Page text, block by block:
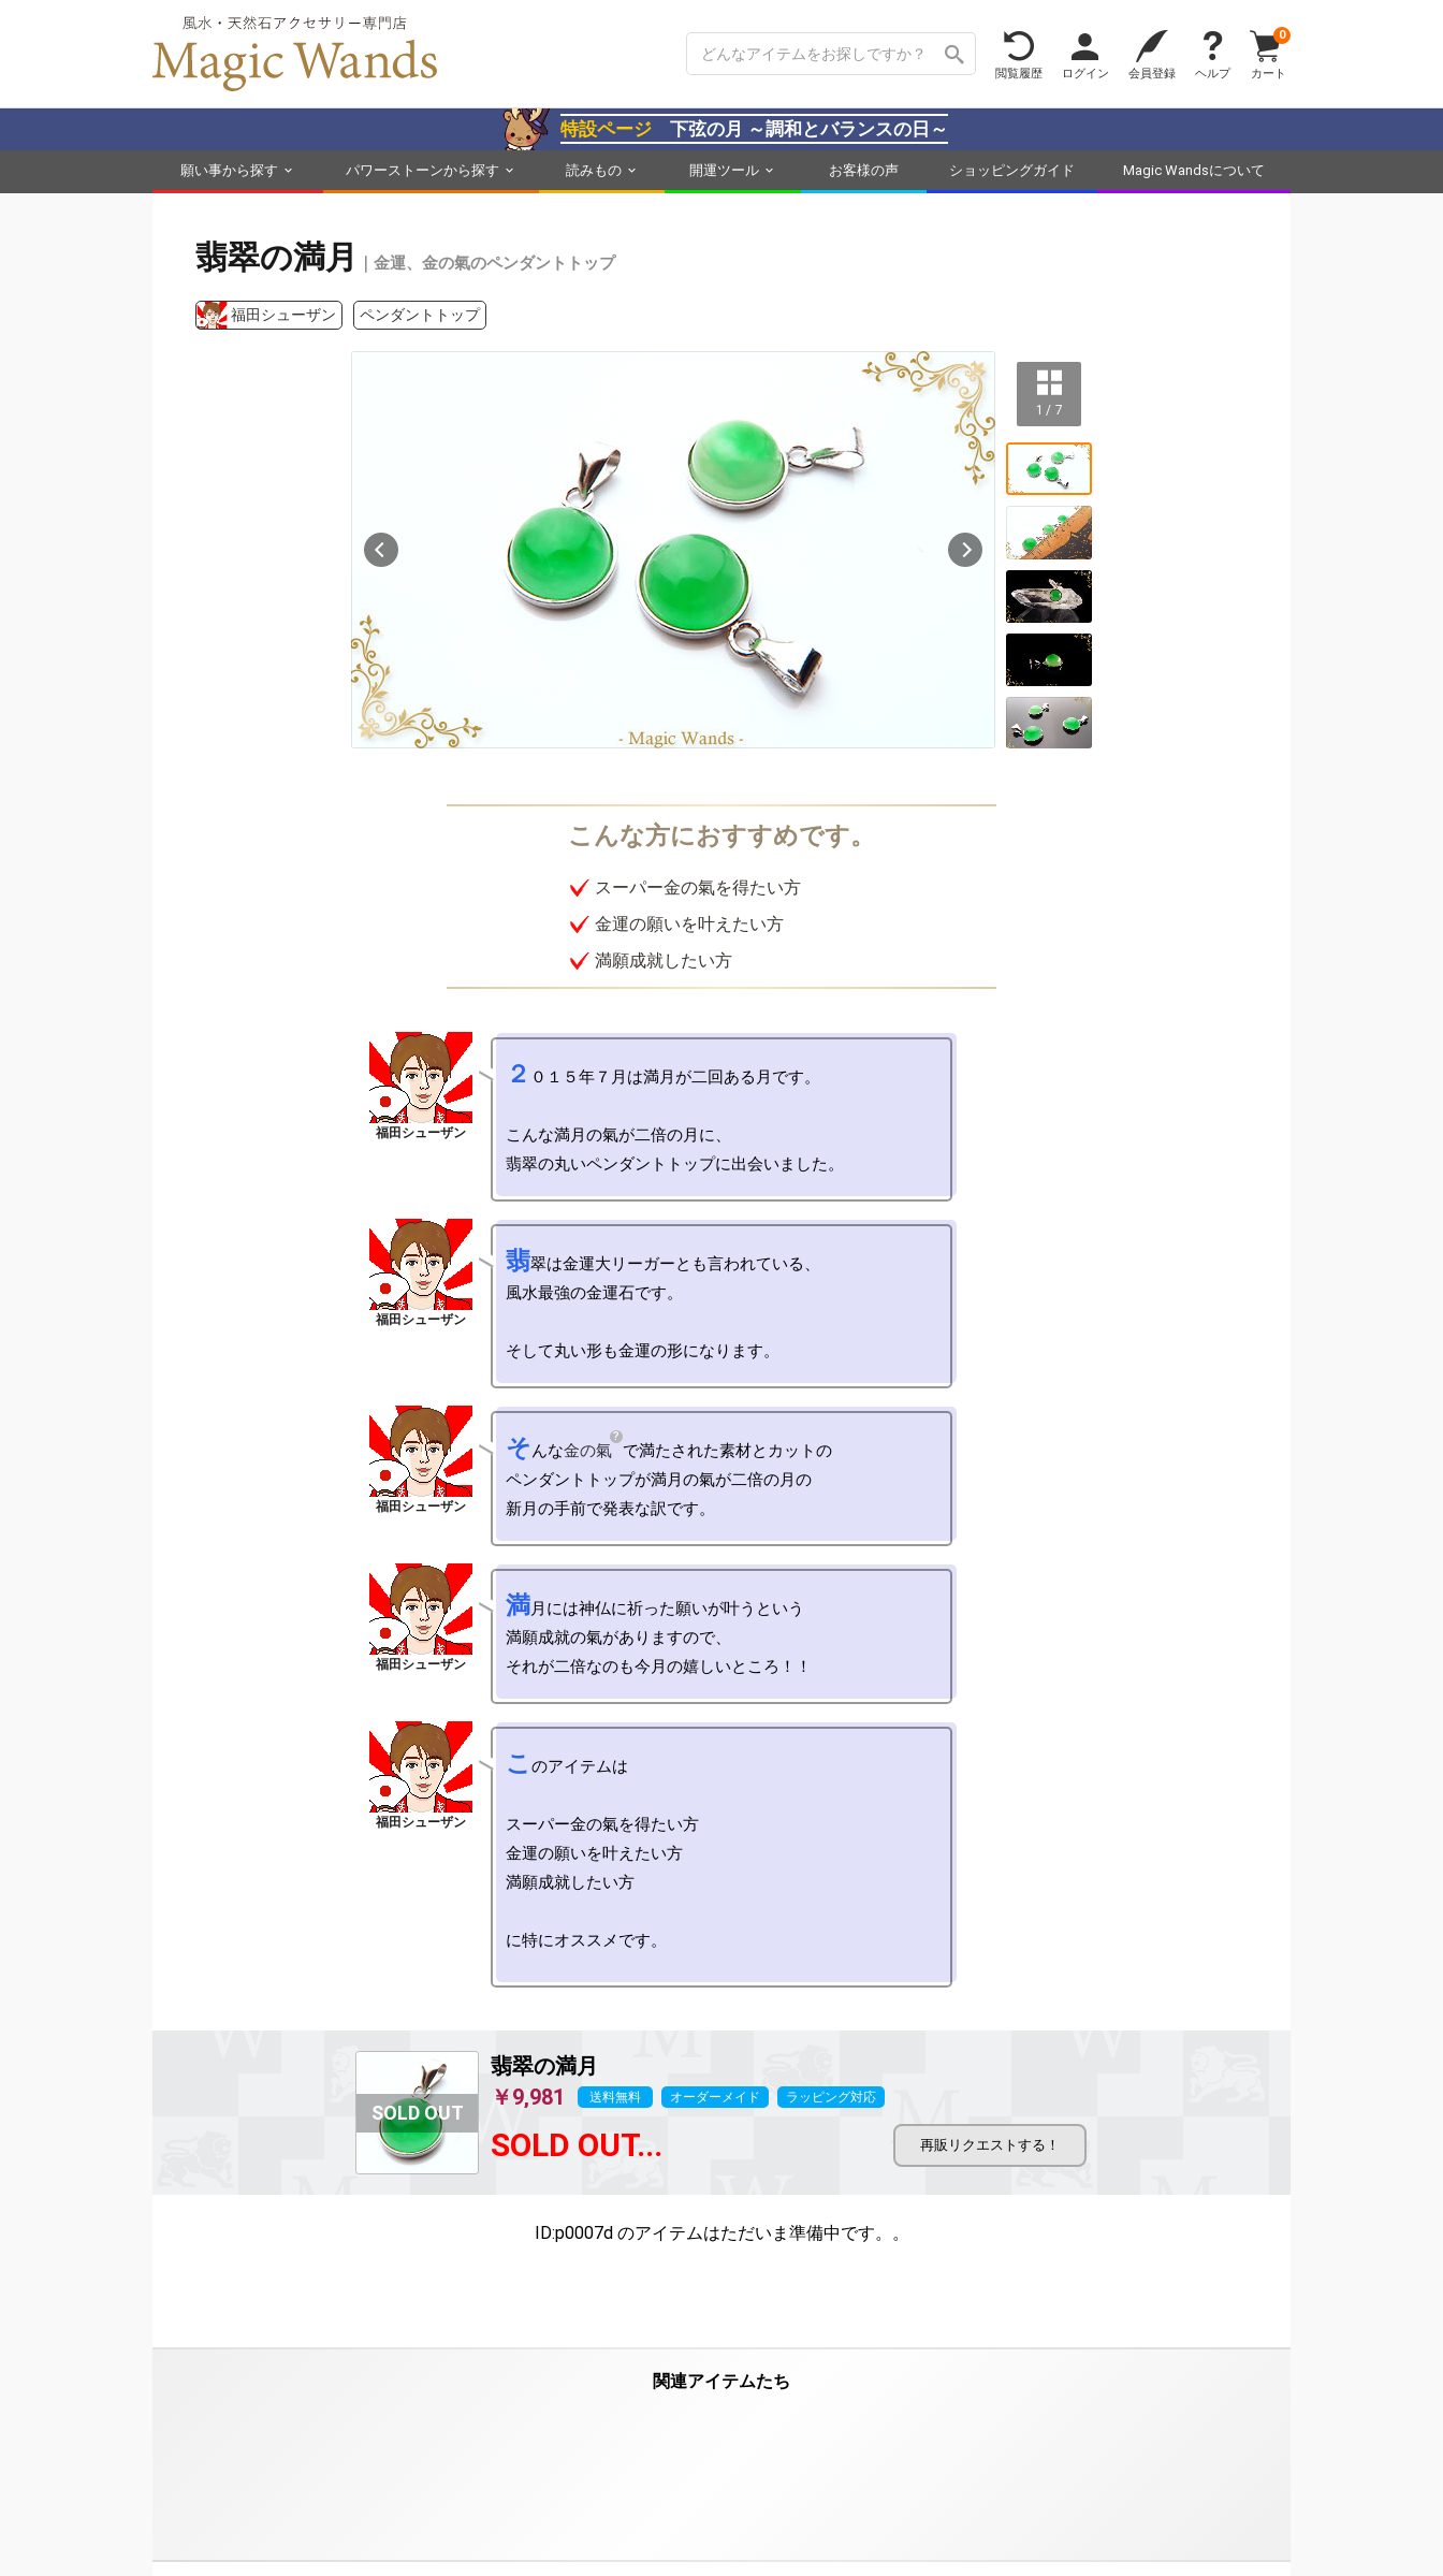
閲覧履歴 ログイン 会員登録 ヘルプ カート
0
特設ページ 下弦の月 ～調和とバランスの日～
願い事から探す パワーストーンから探す 読みもの 開運ツール お客様の声 ショッピングガイド Magic Wandsについて
翡翠の満月 ｜金運、金の氣のペンダントトップ
福田シューザン ペンダントトップ
1 / 7
スーパー金の氣を得たい方
金運の願いを叶えたい方
満願成就したい方
２ ０１５年７月は満月が二回ある月です。
こんな満月の氣が二倍の月に、
翡翠は金運大リーガーとも言われている、
風水最強の金運石です。
そんな金の氣
で満たされた素材とカットの
ペンダントトップが満月の氣が二倍の月の
満月には神仏に祈った願いが叶うという
満願成就の氣がありますので、
こ のアイテムは
スーパー金の氣を得たい方
金運の願いを叶えたい方
満願成就したい方
に特にオススメです。
翡翠の満月
￥9,981
送料無料 オーダーメイド ラッピング対応
SOLD OUT...
ID:p0007d のアイテムはただいま準備中です。。